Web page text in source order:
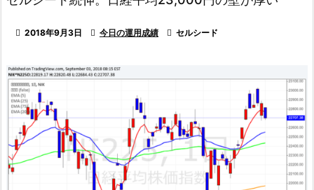
 2018年9月3日  今日の運用成績  セルシード